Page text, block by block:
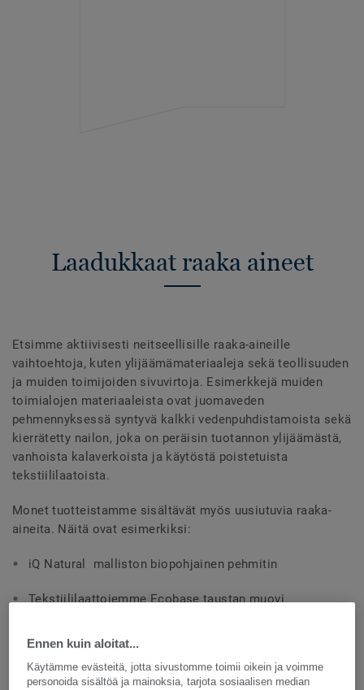
Laadukkaat raaka aineet
Etsimme aktiivisesti neitseellisille raaka-aineille
vaihtoehtoja, kuten ylijäämämateriaaleja sekä teollisuuden
ja muiden toimijoiden sivuvirtoja. Esimerkkejä muiden
toimialojen materiaaleista ovat juomaveden
pehmennyksessä syntyvä kalkki vedenpuhdistamoista sekä
kierrätetty nailon, joka on peräisin tuotannon ylijäämästä,
vanhoista kalaverkoista ja käytöstä poistetuista
tekstiililaatoista.
Monet tuotteistamme sisältävät myös uusiutuvia raaka-
aineita. Näitä ovat esimerkiksi:
iQ Natural malliston biopohjainen pehmitin
Tekstiililaattojemme Ecobase taustan muovi
muovilattioissamme
Ennen kuin aloitat...
Käytämme evästeitä, jotta sivustomme toimii oikein ja voimme
personoida sisältöä ja mainoksia, tarjota sosiaalisen median